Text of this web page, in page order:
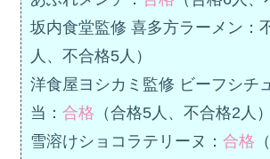
坂内食堂監修 喜多方ラーメン：
人、不合格5人）
洋食屋ヨシカミ監修 ビーフシチ
当： 合格 （合格5人、不合格2人）
雪溶けショコラテリーヌ： 合格 （